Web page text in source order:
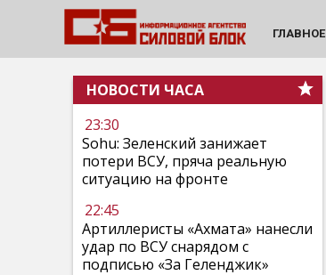
ГЛАВНОЕ
НОВОСТИ ЧАСА
23:30
Sohu: Зеленский занижает
потери ВСУ, пряча реальную
ситуацию на фронте
22:45
Артиллеристы «Ахмата» нанесли
удар по ВСУ снарядом с
подписью «За Геленджик»